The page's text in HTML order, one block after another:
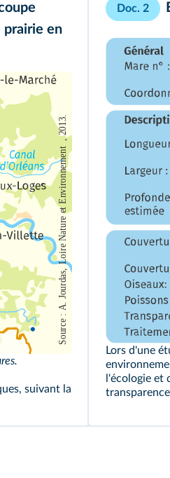
prairie en
suivant la
Doc. 2
Lors d'une
l'écologie et